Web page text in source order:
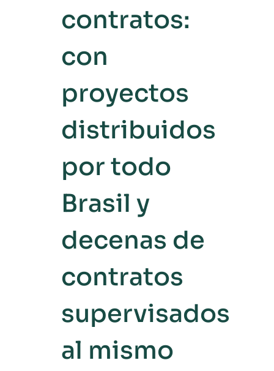
contratos:
con
proyectos
distribuidos
por todo
Brasil y
decenas de
contratos
supervisados
al mismo